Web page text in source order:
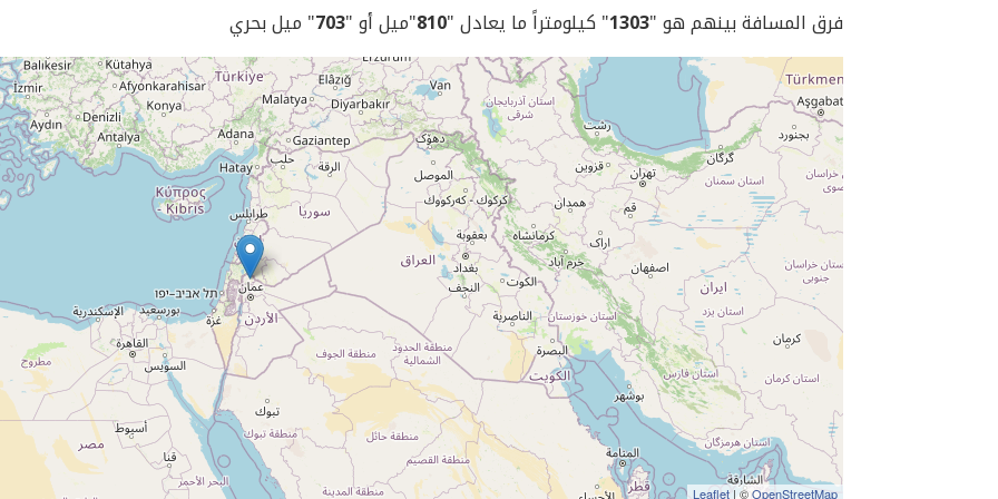
فرق المسافة بينهم هو "1303" كيلومتراً ما يعادل "810"ميل أو "703" ميل بحري
Leaflet | ©OpenStreetMap